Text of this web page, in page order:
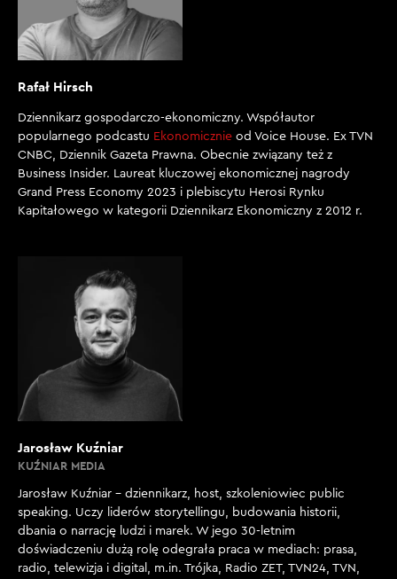
Rafał Hirsch
Dziennikarz gospodarczo-ekonomiczny. Współautor
popularnego podcastu Ekonomicznie od Voice House. Ex TVN
CNBC, Dziennik Gazeta Prawna. Obecnie związany też z
Business Insider. Laureat kluczowej ekonomicznej nagrody
Grand Press Economy 2023 i plebiscytu Herosi Rynku
Kapitałowego w kategorii Dziennikarz Ekonomiczny z 2012 r.
Jarosław Kuźniar
KUŹNIAR MEDIA
Jarosław Kuźniar – dziennikarz, host, szkoleniowiec public
speaking. Uczy liderów storytellingu, budowania historii,
dbania o narrację ludzi i marek. W jego 30-letnim
doświadczeniu dużą rolę odegrała praca w mediach: prasa,
radio, telewizja i digital, m.in. Trójka, Radio ZET, TVN24, TVN,